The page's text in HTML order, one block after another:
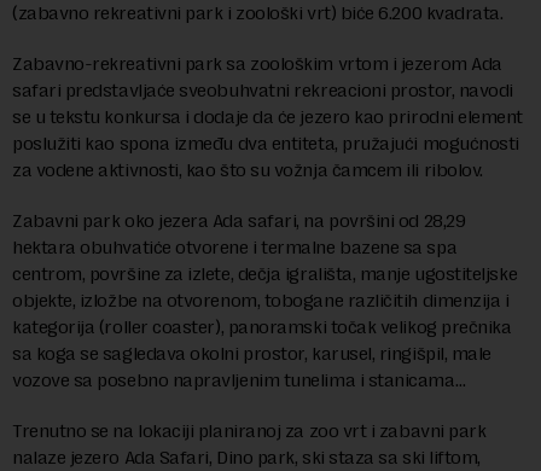
(zabavno rekreativni park i zoološki vrt) biće 6.200 kvadrata.
Zabavno-rekreativni park sa zoološkim vrtom i jezerom Ada
safari predstavljaće sveobuhvatni rekreacioni prostor, navodi
se u tekstu konkursa i dodaje da će jezero kao prirodni element
poslužiti kao spona između dva entiteta, pružajući mogućnosti
za vodene aktivnosti, kao što su vožnja čamcem ili ribolov.
Zabavni park oko jezera Ada safari, na površini od 28,29
hektara obuhvatiće otvorene i termalne bazene sa spa
centrom, površine za izlete, dečja igrališta, manje ugostiteljske
objekte, izložbe na otvorenom, tobogane različitih dimenzija i
kategorija (roller coaster), panoramski točak velikog prečnika
sa koga se sagledava okolni prostor, karusel, ringišpil, male
vozove sa posebno napravljenim tunelima i stanicama…
Trenutno se na lokaciji planiranoj za zoo vrt i zabavni park
nalaze jezero Ada Safari, Dino park, ski staza sa ski liftom,